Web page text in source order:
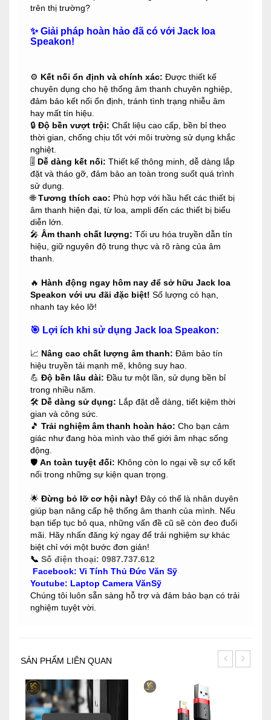
trên thị trường?
✨Giải pháp hoàn hảo đã có với Jack loa
Speakon!
⚙️ Kết nối ổn định và chính xác: Được thiết kế
chuyên dụng cho hệ thống âm thanh chuyên nghiệp,
đảm bảo kết nối ổn định, tránh tình trạng nhiễu âm
hay mất tín hiệu.
🔒 Độ bền vượt trội: Chất liệu cao cấp, bền bỉ theo
thời gian, chống chịu tốt với môi trường sử dụng khắc
nghiệt.
🎚️ Dễ dàng kết nối: Thiết kế thông minh, dễ dàng lắp
đặt và tháo gỡ, đảm bảo an toàn trong suốt quá trình
sử dụng.
🌐Tương thích cao: Phù hợp với hầu hết các thiết bị
âm thanh hiện đại, từ loa, ampli đến các thiết bị biểu
diễn lớn.
🎤 Âm thanh chất lượng: Tối ưu hóa truyền dẫn tín
hiệu, giữ nguyên độ trung thực và rõ ràng của âm
thanh.
🔥 Hành động ngay hôm nay để sở hữu Jack loa
Speakon với ưu đãi đặc biệt! Số lượng có hạn,
nhanh tay kẻo lỡ!
🎯 Lợi ích khi sử dụng Jack loa Speakon:
📈 Nâng cao chất lượng âm thanh: Đảm bảo tín
hiệu truyền tải mạnh mẽ, không suy hao.
💪 Độ bền lâu dài: Đầu tư một lần, sử dụng bền bỉ
trong nhiều năm.
🛠️ Dễ dàng sử dụng: Lắp đặt dễ dàng, tiết kiệm thời
gian và công sức.
🎵 Trải nghiệm âm thanh hoàn hảo: Cho bạn cảm
giác như đang hòa mình vào thế giới âm nhạc sống
động.
🛡️ An toàn tuyệt đối: Không còn lo ngại về sự cố kết
nối trong những sự kiện quan trọng.
🌟 Đừng bỏ lỡ cơ hội này! Đây có thể là nhân duyên
giúp bạn nâng cấp hệ thống âm thanh của mình. Nếu
bạn tiếp tục bỏ qua, những vấn đề cũ sẽ còn đeo đuổi
mãi. Hãy nhấn đăng ký ngay để trải nghiệm sự khác
biệt chỉ với một bước đơn giản!
📞 Số điện thoại: 0987.737.612
Facebook: Vi Tính Thủ Đức Văn Sỹ
Youtube: Laptop Camera VănSỹ
Chúng tôi luôn sẵn sàng hỗ trợ và đảm bảo bạn có trải
nghiệm tuyệt vời.
SẢN PHẨM LIÊN QUAN